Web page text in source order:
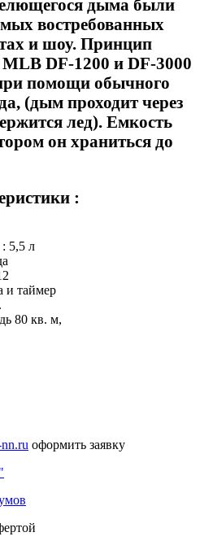
дыма были
востребованных
и шоу. Принцип
DF-1200 и DF-3000
помощи обычного
(дым проходит через
лед). Емкость
он храниться до
:
5,5 л
и таймер
80 кв. м,
оформить заявку